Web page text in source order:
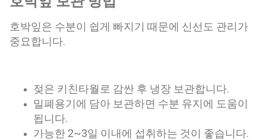
호박잎은 수분이 쉽게 빠지기 때문에 신선도 관리가
중요합니다.
젖은 키친타월로 감싼 후 냉장 보관합니다.
밀폐용기에 담아 보관하면 수분 유지에 도움이
됩니다.
가능한 2~3일 이내에 섭취하는 것이 좋습니다.